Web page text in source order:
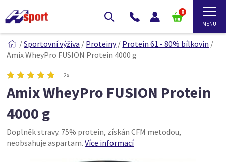
0
/Sportovní výživa / Proteiny/ Protein 61 - 80% bílkovin /
Amix WheyPro FUSION Protein 4000 g
2x
Amix WheyPro FUSION Protein
4000 g
Doplněk stravy. 75% protein, získán CFM metodou,
neobsahuje aspartam.Více informací